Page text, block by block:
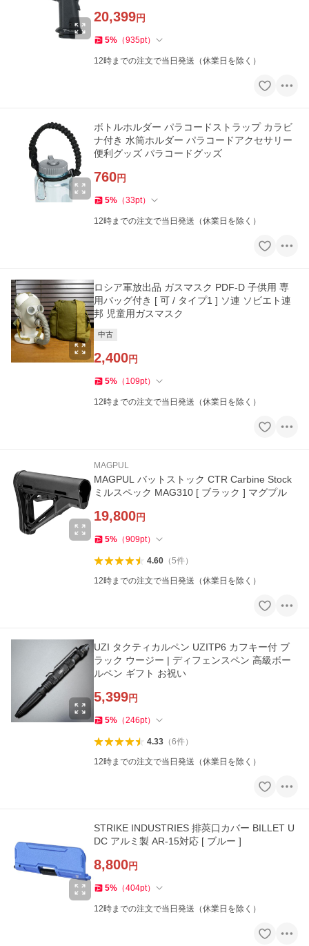
20,399円
5% （935pt）
12時までの注文で当日発送（休業日を除く）
ボトルホルダー パラコードストラップ カラビ
ナ付き 水筒ホルダー パラコードアクセサリー
便利グッズ パラコードグッズ
760円
5% （33pt）
12時までの注文で当日発送（休業日を除く）
ロシア軍放出品 ガスマスク PDF-D 子供用 専
用バッグ付き [ 可 / タイプ1 ] ソ連 ソビエト連
邦 児童用ガスマスク
中古
2,400円
5% （ 109pt）
12時までの注文で当日発送（休業日を除く）
MAGPUL
MAGPUL バットストック CTR Carbine Stock
ミルスペック MAG310 [ ブラック ] マグプル
19,800円
5% （909pt）
4.60（5件）
12時までの注文で当日発送（休業日を除く）
UZI タクティカルペン UZITP6 カフキー付 ブ
ラック ウージー | ディフェンスペン 高級ボー
ルペン ギフト お祝い
5,399円
5% （246pt）
4.33（6件）
12時までの注文で当日発送（休業日を除く）
STRIKE INDUSTRIES 排莢口カバー BILLET U
DC アルミ製 AR-15対応 [ ブルー ]
8,800円
5% （404pt）
12時までの注文で当日発送（休業日を除く）